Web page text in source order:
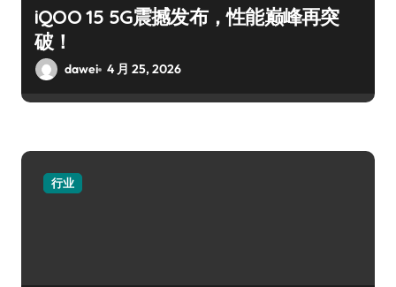
iQOO 15 5G震撼发布，性能巅峰再突
破！
dawei 4 月 25, 2026
行业